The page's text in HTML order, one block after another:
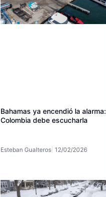
Bahamas ya encendió la alarma:
Colombia debe escucharla
Esteban Gualteros 12/02/2026